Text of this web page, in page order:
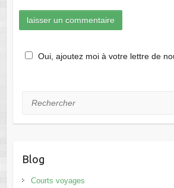
Oui, ajoutez moi à votre lettre de
Rechercher
Blog
Courts voyages